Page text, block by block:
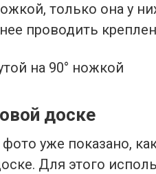
только она у
проводить
на 90° ножкой
доске
уже показано,
Для этого